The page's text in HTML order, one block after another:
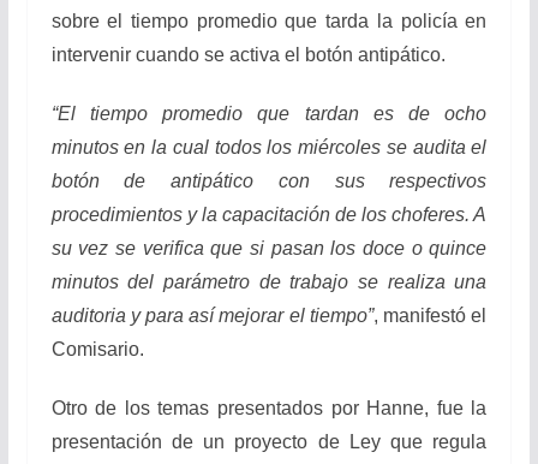
sobre el tiempo promedio que tarda la policía en
intervenir cuando se activa el botón antipático.
“El tiempo promedio que tardan es de ocho
minutos en la cual todos los miércoles se audita el
botón de antipático con sus respectivos
procedimientos y la capacitación de los choferes. A
su vez se verifica que si pasan los doce o quince
minutos del parámetro de trabajo se realiza una
auditoria y para así mejorar el tiempo”, manifestó el
Comisario.
Otro de los temas presentados por Hanne, fue la
presentación de un proyecto de Ley que regula